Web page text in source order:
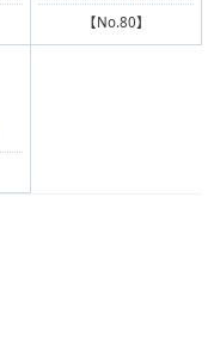
【No.80】